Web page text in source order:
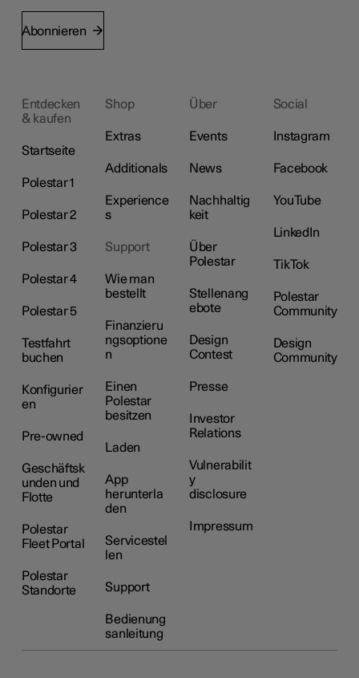
Abonnieren
Entdecken
& kaufen
Startseite
Polestar 1
Polestar 2
Polestar 3
Polestar 4
Polestar 5
Testfahrt
buchen
Konfigurier
en
Pre-owned
Geschäftsk
unden und
Flotte
Polestar
Fleet Portal
Polestar
Standorte
Shop
Extras
Additionals
Experience
s
Support
Wie man
bestellt
Finanzieru
ngsoptione
n
Einen
Polestar
besitzen
Laden
App
herunterla
den
Servicestel
len
Support
Bedienung
sanleitung
Über
Events
News
Nachhaltig
keit
Über
Polestar
Stellenang
ebote
Design
Contest
Presse
Investor
Relations
Vulnerabilit
y
disclosure
Impressum
Social
Instagram
Facebook
YouTube
LinkedIn
TikTok
Polestar
Community
Design
Community